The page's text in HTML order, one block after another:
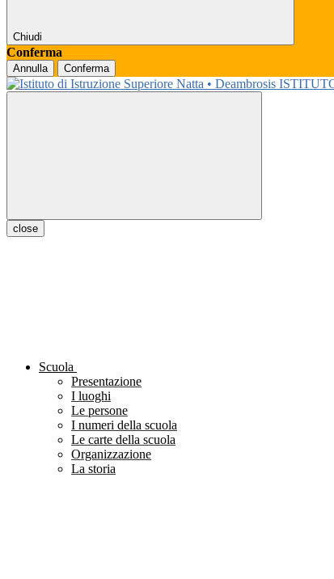
Chiudi
Conferma
Annulla Conferma
close
Scuola
Presentazione
I luoghi
Le persone
I numeri della scuola
Le carte della scuola
Organizzazione
La storia